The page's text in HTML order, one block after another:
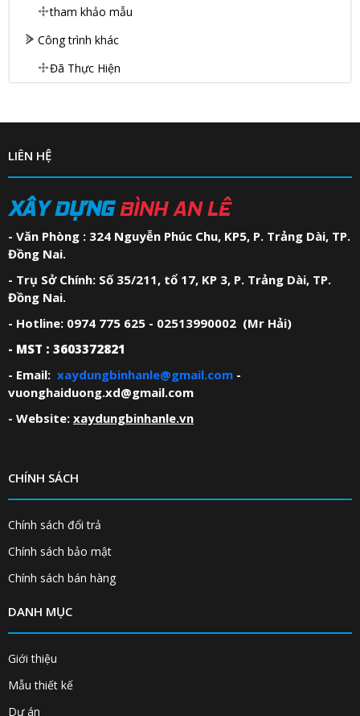
tham khảo mẫu
Công trình khác
Đã Thực Hiện
LIÊN HỆ
XÂY DỰNG BÌNH AN LÊ
- Văn Phòng : 324 Nguyễn Phúc Chu, KP5, P. Trảng Dài, TP.
Đồng Nai.
- Trụ Sở Chính: Số 35/211, tổ 17, KP 3, P. Trảng Dài, TP.
Đồng Nai.
- Hotline: 0974 775 625 - 02513990002 (Mr Hải)
- MST : 3603372821
- Email: xaydungbinhanle@gmail.com -
vuonghaiduong.xd@gmail.com
- Website: xaydungbinhanle.vn
CHÍNH SÁCH
Chính sách đổi trả
Chính sách bảo mật
Chính sách bán hàng
DANH MỤC
Giới thiệu
Mẫu thiết kế
Dự án